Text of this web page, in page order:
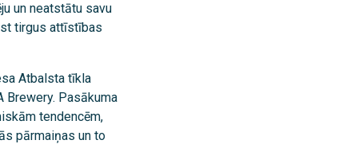
un neatstātu savu
tirgus attīstības
Atbalsta tīkla
Brewery. Pasākuma
tendencēm,
pārmaiņas un to